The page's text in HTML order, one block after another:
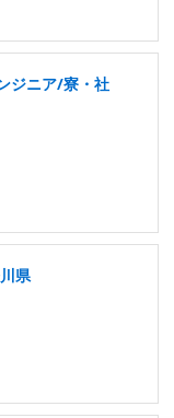
ジニア/寮・社
県